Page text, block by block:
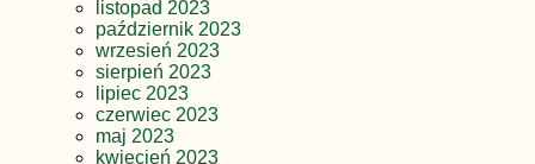
listopad 2023
październik 2023
wrzesień 2023
sierpień 2023
lipiec 2023
czerwiec 2023
maj 2023
kwiecień 2023